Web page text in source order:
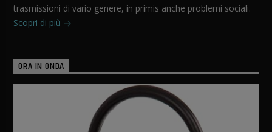
trasmissioni di vario genere, in primis anche problemi sociali.
Scopri di più
ORA IN ONDA